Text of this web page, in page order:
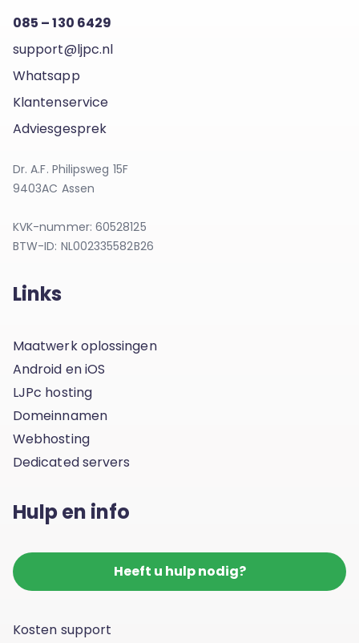
085 – 130 6429
support@ljpc.nl
Whatsapp
Klantenservice
Adviesgesprek
Dr. A.F. Philipsweg 15F
9403AC Assen
KVK-nummer: 60528125
BTW-ID: NL002335582B26
Links
Maatwerk oplossingen
Android en iOS
LJPc hosting
Domeinnamen
Webhosting
Dedicated servers
Hulp en info
Heeft u hulp nodig?
Kosten support